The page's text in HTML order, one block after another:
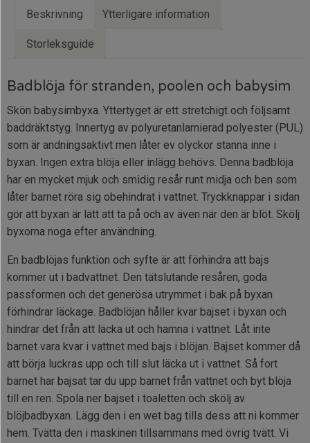
Beskrivning Ytterligare information
Storleksguide
Badblöja för stranden, poolen och babysim
Skön babysimbyxa. Yttertyget är ett stretchigt och följsamt
baddräktstyg. Innertyg av polyuretanlamierad polyester (PUL)
som är andningsaktivt men låter ev olyckor stanna inne i
byxan. Ingen extra blöja eller inlägg behövs. Denna badblöja
har en mycket mjuk och smidig resår runt midja och ben som
låter barnet röra sig obehindrat i vattnet. Tryckknappar i sidan
gör att byxan är lätt att ta på och av även när den är blöt. Skölj
byxorna noga efter användning.
En badblöjas funktion och syfte är att förhindra att bajs
kommer ut i badvattnet. Den tätslutande resåren, goda
passformen och det generösa utrymmet i bak på byxan
förhindrar läckage. Badblöjan håller kvar bajset i byxan och
hindrar det från att läcka ut och hamna i vattnet. Låt inte
barnet vara kvar i vattnet med bajs i blöjan. Bajset kommer då
att börja luckras upp och till slut läcka ut i vattnet. Så fort
barnet har bajsat tar du upp barnet från vattnet och byt blöja
till en ren. Spola ner bajset i toaletten och skölj av
blöjbadbyxan. Lägg den i en wet bag tills dess att ni kommer
hem. Tvätta den i maskinen tillsammans med övrig tvätt. Vi